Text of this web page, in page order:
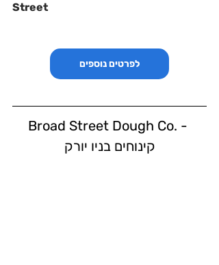
Street
לפרטים נוספים
Broad Street Dough Co. -
קינוחים בניו יורק